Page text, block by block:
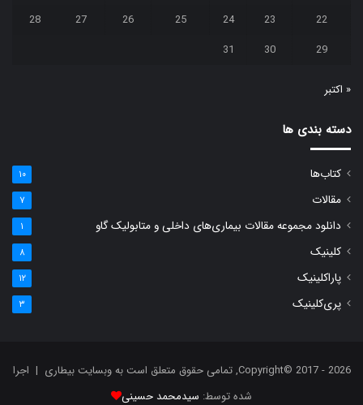
22
23
24
25
26
27
28
29
30
31
« اکتبر
دسته بندی ها
کتاب‌ها ۱۰
مقالات ۷
دانلود مجموعه مقالات بیماری‌های داخلی و متابولیک گاو ۱
کلینیک ۸
پاراکلینیک ۱۲
پری‌کلینیک ۳
Copyright© 2017 - 2026, تمامی حقوق متعلق است به وبسایت بیطاری | اجرا
شده توسط: سیدمحمد حسینی